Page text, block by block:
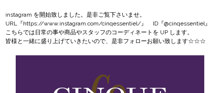
instagram を開始致しました。是非ご覧下さいませ。
URL『https://www.instagram.com/cinqessentiel/』 ID『@cinqessentiel』
こちらでは日常の事や商品やスタッフのコーディネートを UP します。
皆様と一緒に盛り上げていきたいので、是非フォローお願い致します☆☆☆